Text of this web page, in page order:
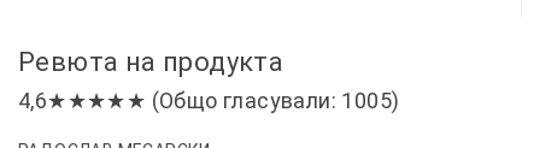
Ревюта на продукта
4,6★★★★★ (Общо гласували: 1005)